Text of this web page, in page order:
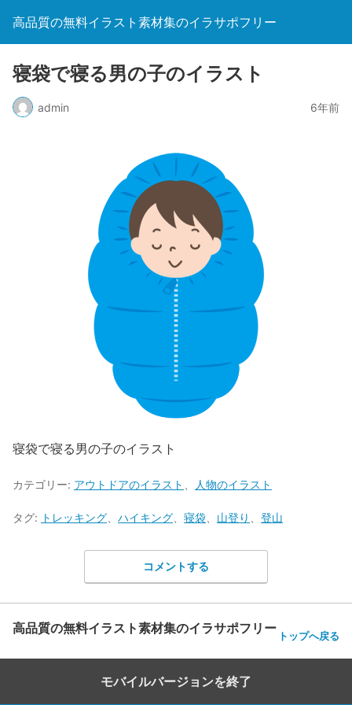
高品質の無料イラスト素材集のイラサポフリー
寝袋で寝る男の子のイラスト
admin 6年前
寝袋で寝る男の子のイラスト
カテゴリー: アウトドアのイラスト 人物のイラスト
タグ: トレッキング ハイキング 寝袋 山登り 登山
コメントする
高品質の無料イラスト素材集のイラサポフリー トップへ戻る
モバイルバージョンを終了